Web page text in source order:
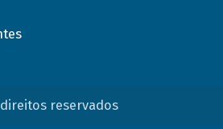
direitos reservados